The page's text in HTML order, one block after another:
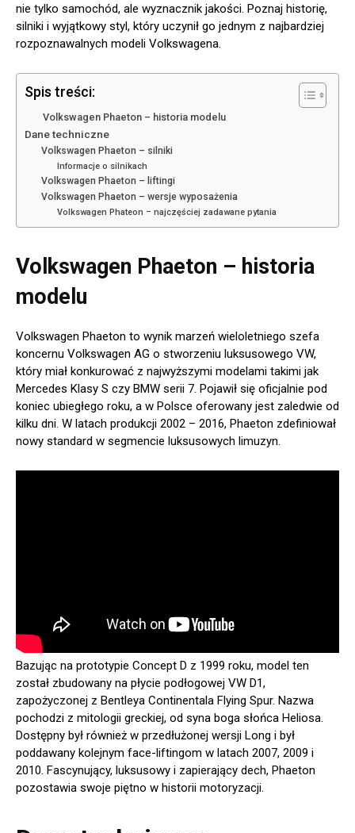
nie tylko samochód, ale wyznacznik jakości. Poznaj historię,
silniki i wyjątkowy styl, który uczynił go jednym z najbardziej
rozpoznawalnych modeli Volkswagena.
Spis treści:
Volkswagen Phaeton – historia modelu
Dane techniczne
Volkswagen Phaeton – silniki
Informacje o silnikach
Volkswagen Phaeton – liftingi
Volkswagen Phaeton – wersje wyposażenia
Volkswagen Phateon – najczęściej zadawane pytania
Volkswagen Phaeton – historia
modelu
Volkswagen Phaeton to wynik marzeń wieloletniego szefa
koncernu Volkswagen AG o stworzeniu luksusowego VW,
który miał konkurować z najwyższymi modelami takimi jak
Mercedes Klasy S czy BMW serii 7. Pojawił się oficjalnie pod
koniec ubiegłego roku, a w Polsce oferowany jest zaledwie od
kilku dni. W latach produkcji 2002 – 2016, Phaeton zdefiniował
nowy standard w segmencie luksusowych limuzyn.
Bazując na prototypie Concept D z 1999 roku, model ten
został zbudowany na płycie podłogowej VW D1,
zapożyczonej z Bentleya Continentala Flying Spur. Nazwa
pochodzi z mitologii greckiej, od syna boga słońca Heliosa.
Dostępny był również w przedłużonej wersji Long i był
poddawany kolejnym face-liftingom w latach 2007, 2009 i
2010. Fascynujący, luksusowy i zapierający dech, Phaeton
pozostawia swoje piętno w historii motoryzacji.